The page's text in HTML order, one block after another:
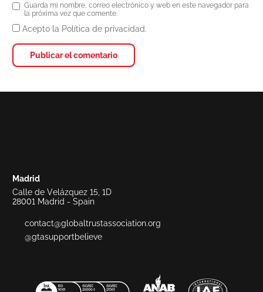
Guarda mi nombre, correo electrónico y web en este navegador para
la próxima vez que comente.
Acepto la Política de privacidad.
Madrid
Calle de Velázquez 15, 1D
28001 Madrid - Spain
contact@globaltrustassociation.org
@gtasupportbelieve